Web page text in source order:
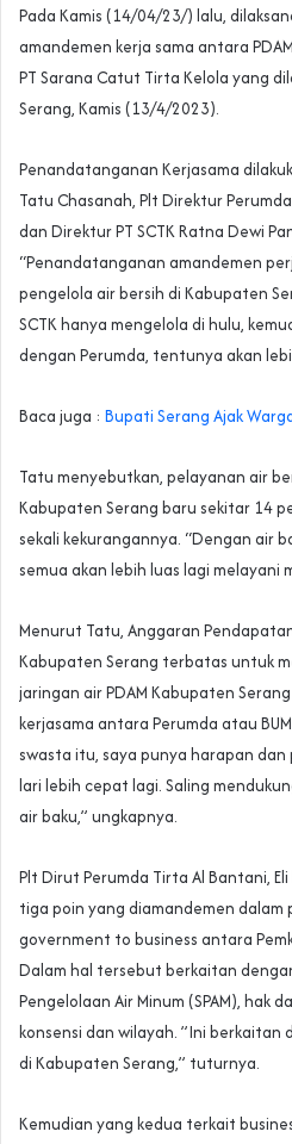
Pada Kamis (14/04/23/) lalu,
amandemen kerja sama antara
PT Sarana Catut Tirta Kelola yang
Serang, Kamis (13/4/2023).
Penandatanganan Kerjasama
Tatu Chasanah, Plt Direktur
dan Direktur PT SCTK Ratna Dewi
“Penandatanganan amandemen
pengelola air bersih di Kabupaten
SCTK hanya mengelola di hulu,
dengan Perumda, tentunya akan
Baca juga : Bupati Serang Ajak
Tatu menyebutkan, pelayanan air
Kabupaten Serang baru sekitar 14
sekali kekurangannya. “Dengan air
semua akan lebih luas lagi melayani
Menurut Tatu, Anggaran
Kabupaten Serang terbatas untuk
jaringan air PDAM Kabupaten
kerjasama antara Perumda atau
swasta itu, saya punya harapan dan
lari lebih cepat lagi. Saling
air baku,” ungkapnya.
Plt Dirut Perumda Tirta Al Bantani,
tiga poin yang diamandemen
government to business antara
Dalam hal tersebut berkaitan
Pengelolaan Air Minum (SPAM), hak
konsensi dan wilayah. ”Ini berkaitan
di Kabupaten Serang,” tuturnya.
Kemudian yang kedua terkait